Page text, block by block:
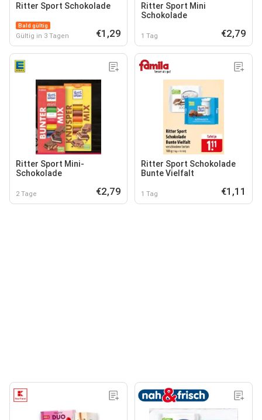
Ritter Sport Schokolade
Bald gültig
Gültig in 3 Tagen €1,29
Ritter Sport Mini
Schokolade
1 Tag €2,79
Ritter Sport Mini-
Schokolade
2 Tage €2,79
Ritter Sport Schokolade
Bunte Vielfalt
1 Tag €1,11